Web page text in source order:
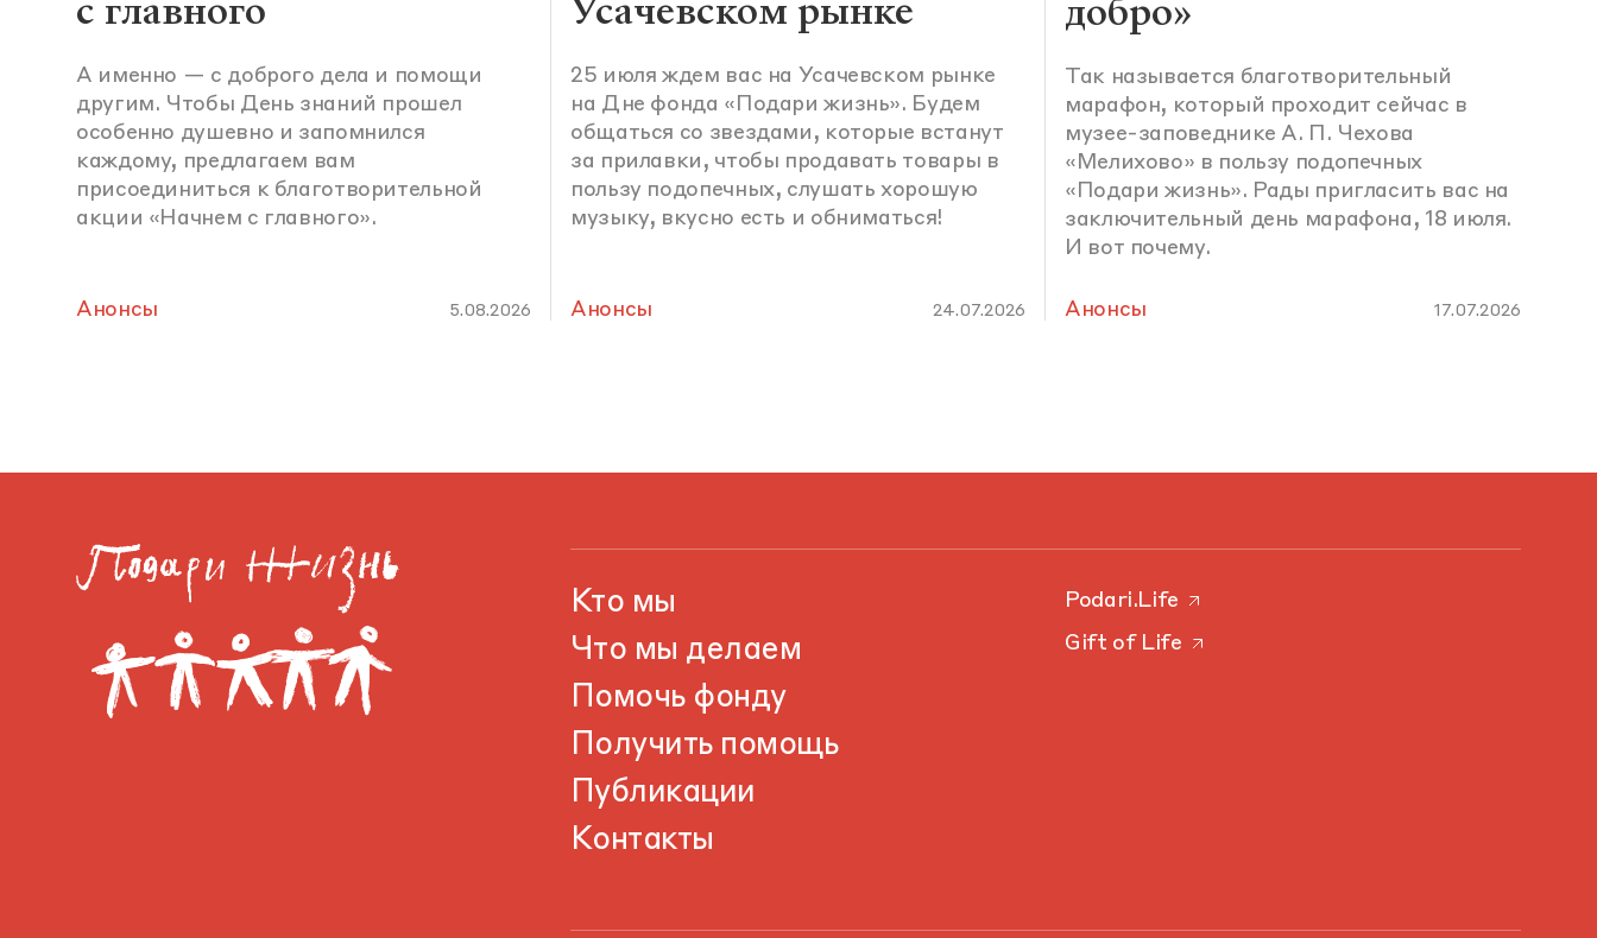
с главного
А именно — с доброго дела и помощи
другим. Чтобы День знаний прошел
особенно душевно и запомнился
каждому, предлагаем вам
присоединиться к благотворительной
акции «Начнем с главного».
Анонсы 5.08.2026
Усачевском рынке
25 июля ждем вас на Усачевском рынке
на Дне фонда «Подари жизнь». Будем
общаться со звездами, которые встанут
за прилавки, чтобы продавать товары в
пользу подопечных, слушать хорошую
музыку, вкусно есть и обниматься!
Анонсы 24.07.2026
добро»
Так называется благотворительный
марафон, который проходит сейчас в
музее-заповеднике А. П. Чехова
«Мелихово» в пользу подопечных
«Подари жизнь». Рады пригласить вас на
заключительный день марафона, 18 июля.
И вот почему.
Анонсы 17.07.2026
Кто мы
Что мы делаем
Помочь фонду
Получить помощь
Публикации
Контакты
Podari.Life
Gift of Life